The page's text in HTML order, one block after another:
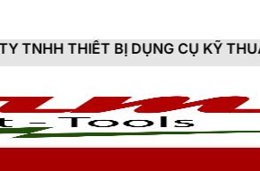
DỤNG CỤ KỸ THUẬT HITAMI -